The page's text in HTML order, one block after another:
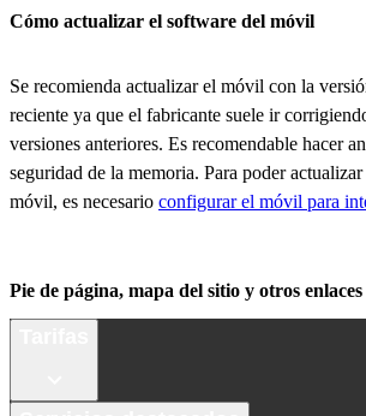
Cómo actualizar el software del móvil
Se recomienda actualizar el móvil con la
reciente ya que el fabricante suele ir
versiones anteriores. Es recomendable hacer
seguridad de la memoria. Para poder
móvil, es necesario configurar el móvil para
Pie de página, mapa del sitio y otros